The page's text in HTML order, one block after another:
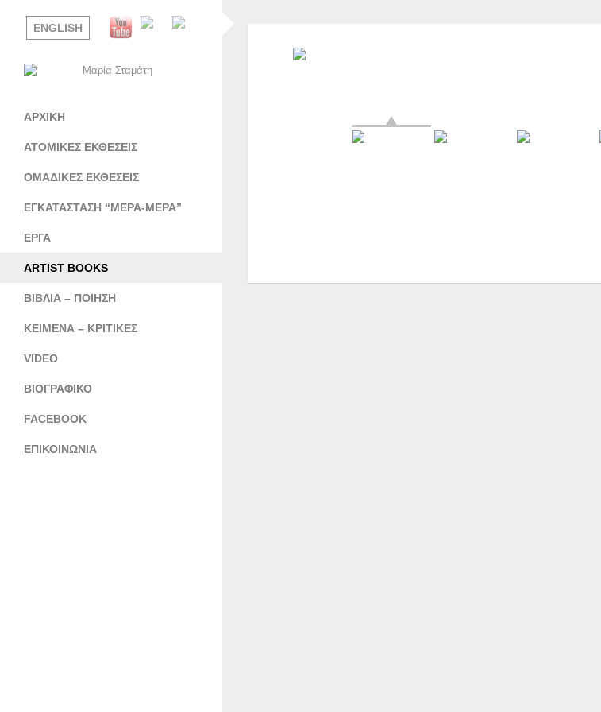
ENGLISH
ΑΡΧΙΚΗ
ΑΤΟΜΙΚΕΣ ΕΚΘΕΣΕΙΣ
ΟΜΑΔΙΚΕΣ ΕΚΘΕΣΕΙΣ
ΕΓΚΑΤΑΣΤΑΣΗ “ΜΕΡΑ-ΜΕΡΑ”
ΕΡΓΑ
ARTIST BOOKS
ΒΙΒΛΙΑ – ΠΟΙΗΣΗ
ΚΕΙΜΕΝΑ – ΚΡΙΤΙΚΕΣ
VIDEO
ΒΙΟΓΡΑΦΙΚΟ
FACEBOOK
ΕΠΙΚΟΙΝΩΝΙΑ